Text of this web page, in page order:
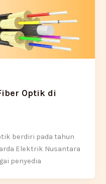
Optik di
berdiri pada tahun
Elektrik Nusantara
penyedia